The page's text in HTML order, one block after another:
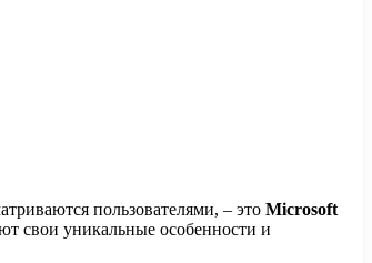
пользователями, – это Microsoft
свои уникальные особенности и